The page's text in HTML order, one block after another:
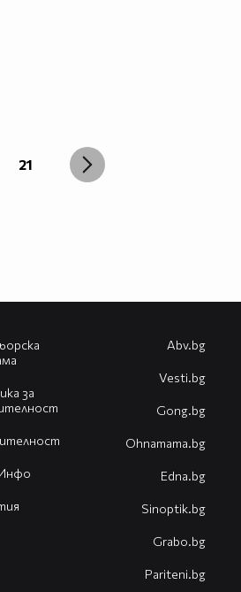
21
за
Abv.bg
Vesti.bg
Gong.bg
Оhnamama.bg
Edna.bg
Sinoptik.bg
Grabo.bg
Pariteni.bg